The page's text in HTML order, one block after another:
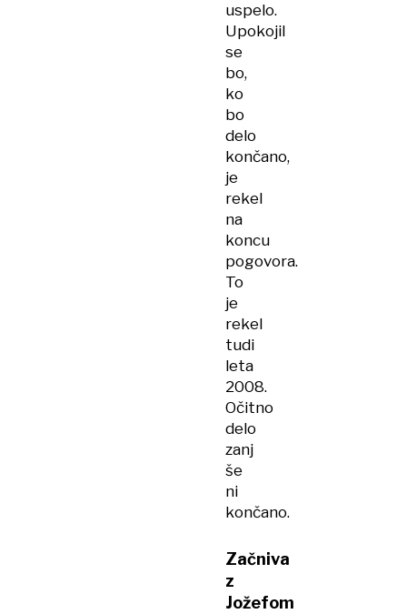
uspelo.
Upokojil
se
bo,
ko
bo
delo
končano,
je
rekel
na
koncu
pogovora.
To
je
rekel
tudi
leta
2008.
Očitno
delo
zanj
še
ni
končano.
Začniva
z
Jožefom